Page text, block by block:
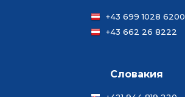
+43 699 1028 6200
+43 662 26 8222
Словакия